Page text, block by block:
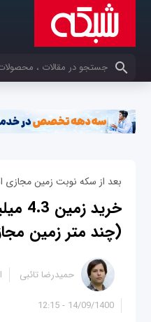
کلمات کلیدی خود را وارد کنید
بعد از سکه نوبت زمین
(چند متر زمین
14/09/1400 - 12:15
حمیدرضا تائبی